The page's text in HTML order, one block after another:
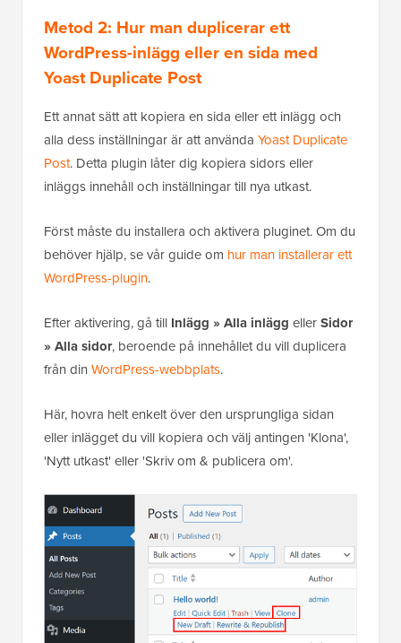
Metod 2: Hur man duplicerar ett
WordPress-inlägg eller en sida med
Yoast Duplicate Post
Ett annat sätt att kopiera en sida eller ett inlägg och
alla dess inställningar är att använda Yoast Duplicate
Post. Detta plugin låter dig kopiera sidors eller
inläggs innehåll och inställningar till nya utkast.
Först måste du installera och aktivera pluginet. Om du
behöver hjälp, se vår guide om hur man installerar ett
WordPress-plugin.
Efter aktivering, gå till Inlägg » Alla inlägg ellerSidor
» Alla sidor, beroende på innehållet du vill duplicera
från din WordPress-webbplats.
Här, hovra helt enkelt över den ursprungliga sidan
eller inlägget du vill kopiera och välj antingen 'Klona',
'Nytt utkast' eller 'Skriv om & publicera om'.